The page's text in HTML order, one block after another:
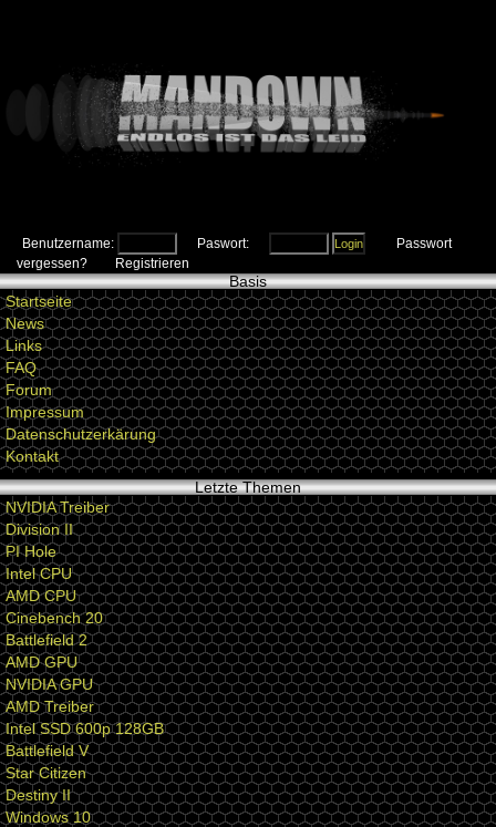
Benutzername: Paswort:
Passwort
vergessen?
Registrieren
Basis
Startseite
News
Links
FAQ
Forum
Impressum
Datenschutzerkärung
Kontakt
Letzte Themen
NVIDIA Treiber
Division II
PI Hole
Intel CPU
AMD CPU
Cinebench 20
Battlefield 2
AMD GPU
NVIDIA GPU
AMD Treiber
Intel SSD 600p 128GB
Battlefield V
Star Citizen
Destiny II
Windows 10